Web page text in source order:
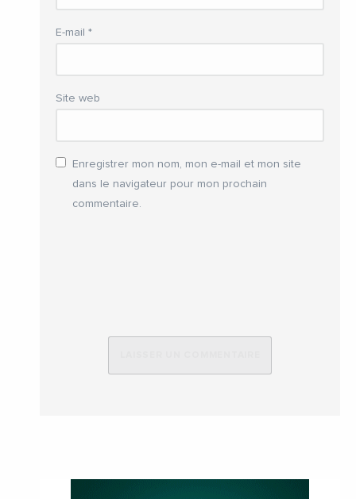
E-mail *
Site web
Enregistrer mon nom, mon e-mail et mon site
dans le navigateur pour mon prochain
commentaire.